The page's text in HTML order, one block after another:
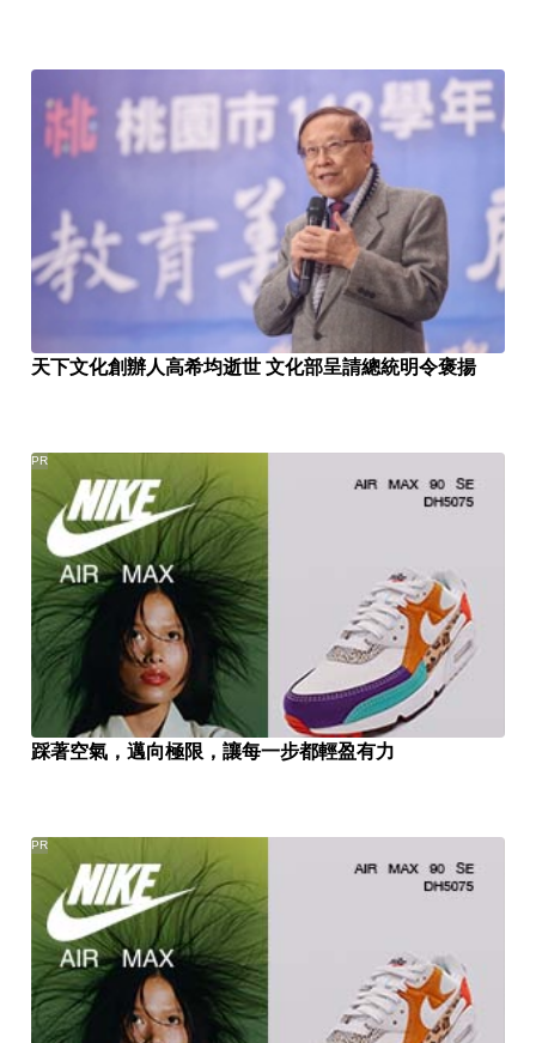
天下文化創辦人高希均逝世 文化部呈請總統明令褒揚
踩著空氣，邁向極限，讓每一步都輕盈有力
PR
PR